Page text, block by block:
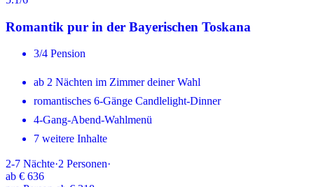
Romantik pur in der Bayerischen Toskana
3/4 Pension
ab 2 Nächten im Zimmer deiner Wahl
romantisches 6-Gänge Candlelight-Dinner
4-Gang-Abend-Wahlmenü
7 weitere Inhalte
2-7 Nächte·2 Personen·
ab € 636